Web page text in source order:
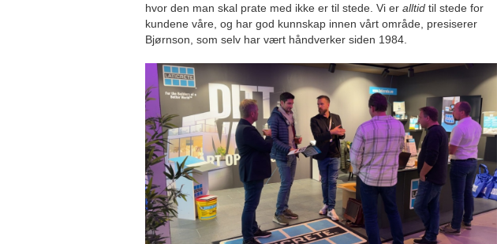
hvor den man skal prate med ikke er til stede. Vi er alltid til stede for
kundene våre, og har god kunnskap innen vårt område, presiserer
Bjørnson, som selv har vært håndverker siden 1984.